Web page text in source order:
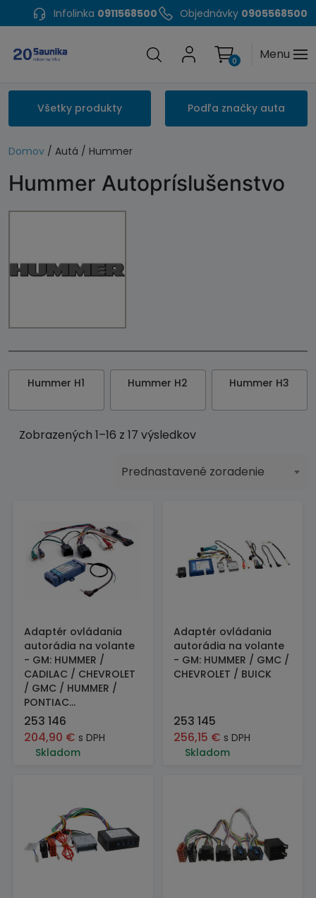
Infolinka 0911568500 Objednávky 0905568500
Menu
0
Všetky produkty Podľa značky auta
Domov / Autá / Hummer
Hummer Autopríslušenstvo
Hummer H1 Hummer H2 Hummer H3
Zobrazených 1–16 z 17 výsledkov
Prednastavené zoradenie
Adaptér ovládania
autorádia na volante
- GM: HUMMER /
CADILAC / CHEVROLET
/ GMC / HUMMER /
PONTIAC...
253 146
204,90 € s DPH
Skladom
Adaptér ovládania
autorádia na volante
- GM: HUMMER / GMC /
CHEVROLET / BUICK
253 145
256,15 € s DPH
Skladom